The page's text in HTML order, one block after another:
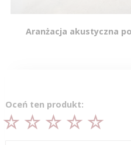
Aranżacja akustyczna
Oceń ten produkt: